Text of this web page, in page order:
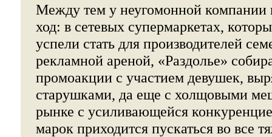
Между тем у неугомонной компании
ход: в сетевых супермаркетах,
успели стать для производителей
рекламной ареной, «Раздолье»
промоакции с участием девушек,
старушками, да еще с холщовыми
рынке с усиливающейся
марок приходится пускаться во все